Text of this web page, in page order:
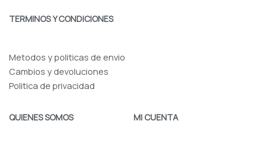
TERMINOS Y CONDICIONES
Metodos y politicas de envio
Cambios y devoluciones
Politica de privacidad
QUIENES SOMOS MI CUENTA